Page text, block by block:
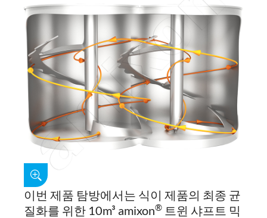
이번 제품 탐방에서는 식이 제품의 최종 균
질화를 위한 10m³ amixon® 트윈 샤프트 믹